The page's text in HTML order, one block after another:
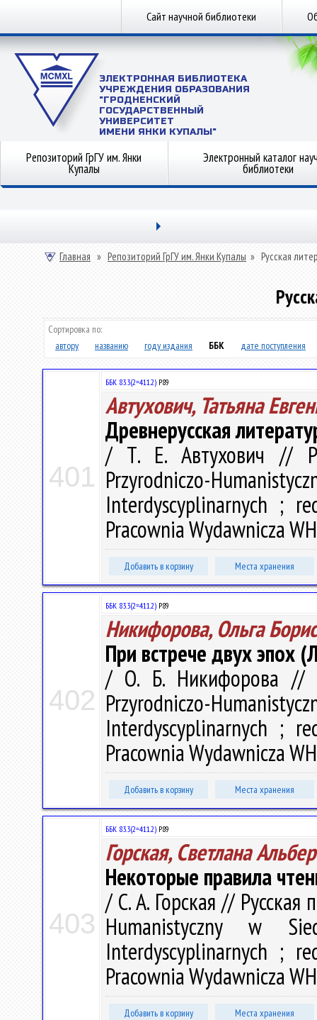
Сайт научной библиотеки
ЭЛЕКТРОННАЯ БИБЛИОТЕКА
УЧРЕЖДЕНИЯ ОБРАЗОВАНИЯ
"ГРОДНЕНСКИЙ
ГОСУДАРСТВЕННЫЙ
УНИВЕРСИТЕТ
ИМЕНИ ЯНКИ КУПАЛЫ"
Репозиторий ГрГУ им. Янки
Купалы
Электронный каталог
библиотеки
Главная » Репозиторий ГрГУ им. Янки Купалы » Русская
Сортировка по:
автору
названию году издания ББК дате поступления
401
ББК 83.3(2=411.2) Р89
Автухович, Татьяна
Древнерусская
/ Т. Е. Автухович //
Przyrodniczo-
Interdyscyplinarnych ;
Pracownia Wydawnicza
Добавить в корзину Места хранения
402
ББК 83.3(2=411.2) Р89
Никифорова, Ольга
При встрече двух эпох
/ О. Б. Никифорова //
Przyrodniczo-
Interdyscyplinarnych ;
Pracownia Wydawnicza
Добавить в корзину Места хранения
403
ББК 83.3(2=411.2) Р89
Горская, Светлана
Некоторые правила
/ С. А. Горская //
Humanistyczny w
Interdyscyplinarnych ;
Pracownia Wydawnicza
Добавить в корзину Места хранения